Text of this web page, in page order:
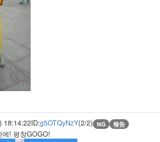
18:14:22ID:g5OTQyNzY(2/2) NG 報告
! 평창GOGO!